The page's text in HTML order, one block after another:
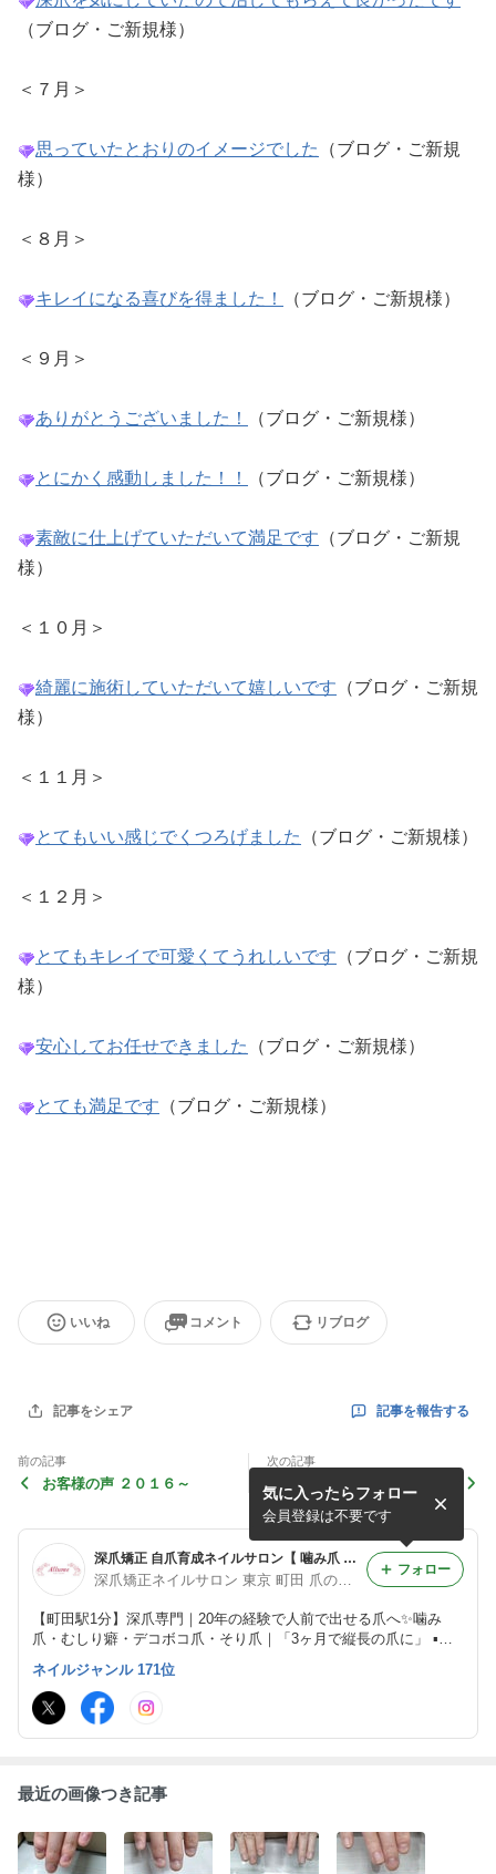
（ブログ・ご新規様）
＜７月＞
思っていたとおりのイメージでした
（ブログ・ご新規
様）
＜８月＞
キレイになる喜びを得ました！ （ブログ・ご新規様）
＜９月＞
ありがとうございました！ （ブログ・ご新規様）
とにかく感動しました！！ （ブログ・ご新規様）
素敵に仕上げていただいて満足です （ブログ・ご新規
様）
＜１０月＞
綺麗に施術していただいて嬉しいです （ブログ・ご新規
様）
＜１１月＞
とてもいい感じでくつろげました （ブログ・ご新規様）
＜１２月＞
とてもキレイで可愛くてうれしいです （ブログ・ご新規
様）
安心してお任せできました （ブログ・ご新規様）
とても満足です （ブログ・ご新規様）
いいね コメント リブログ
記事をシェア 記事を報告する
前の記事
お客様の声 ２０１６～
次の記事
花嫁さんネイル～ハンド＆フ
ット
深爪矯正 自爪育成ネイルサロン【 噛み爪 そり爪 デコボコ爪 むしり癖】 東京・町田 ｜小田急線 横浜線 ネイルサロンアリューム
【町田駅1分】深爪専門｜20年の経験で人前で出せる爪へ✨️噛み
爪・むしり癖・デコボコ爪・そり爪｜「3ヶ月で縦長の爪に」 ▪️ハ
ンド・フット深爪矯正 ▪️高校生〜70代 ▪️女性男性対応 /2010年open
青山通り→下北沢→町田
気に入ったらフォロー
会員登録は不要です
フォロー
ネイルジャンル 171位
最近の画像つき記事